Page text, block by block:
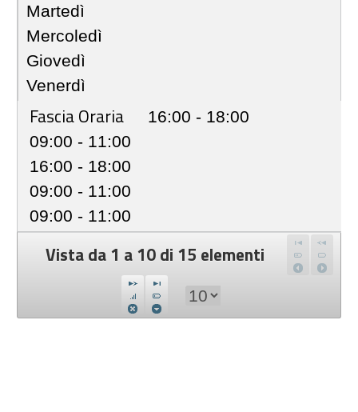
Martedì
Mercoledì
Giovedì
Venerdì
Fascia Oraria
16:00 - 18:00
09:00 - 11:00
16:00 - 18:00
09:00 - 11:00
09:00 - 11:00
Vista da 1 a 10 di 15 elementi